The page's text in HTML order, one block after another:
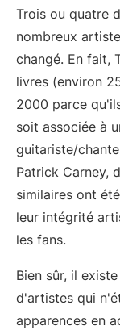
Trois ou quatre
nombreux
changé. En fait,
livres (environ
2000 parce
soit associée à
guitariste/
Patrick Carney,
similaires ont
leur intégrité
les fans.
Bien sûr, il
d'artistes qui
apparences en